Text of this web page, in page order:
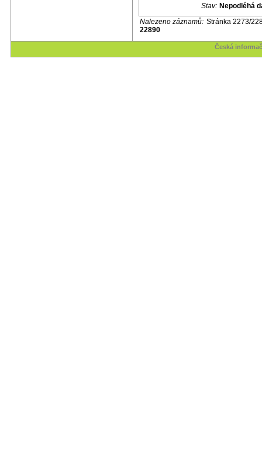
Stav: Nepodléhá
Nalezeno záznamů:
22890
Stránka 2273/
Česká